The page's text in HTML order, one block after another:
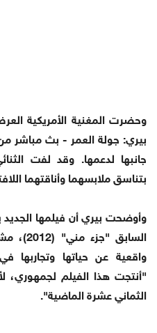
وحضرت المغنية الأمريكية
بيري: جولة العمر - بث مباشر
جانبها لدعمها. وقد لفت
بتناسق ملابسهما وأناقتهما
وأوضحت بيري أن فيلمها الجديد
السابق
واقعية عن حياتها وتجاربها
"أنتجت هذا الفيلم لجمهوري،
الثماني عشرة الماضية".